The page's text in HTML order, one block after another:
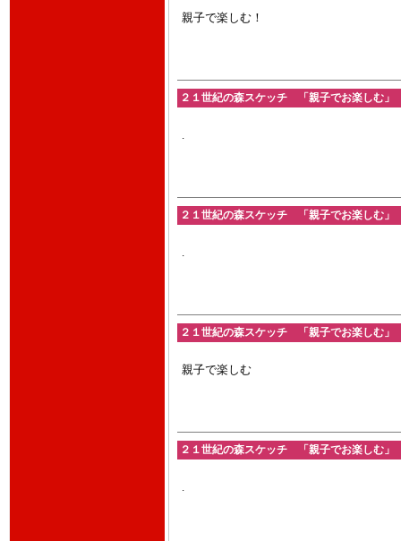
親子で楽しむ！
２１世紀の森スケッチ 「親子でお楽しむ」
.
２１世紀の森スケッチ 「親子でお楽しむ」
.
２１世紀の森スケッチ 「親子でお楽しむ
親子で楽しむ
２１世紀の森スケッチ 「親子でお楽しむ」
.